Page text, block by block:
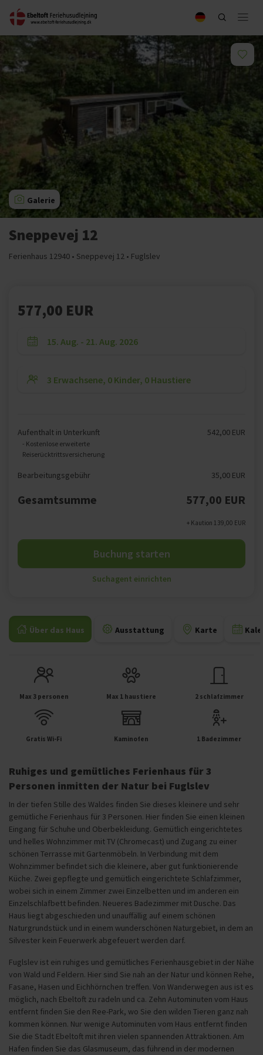
Galerie
Sneppevej 12
Ferienhaus 12940 • Sneppevej 12 • Fuglslev
Über das Haus Ausstattung Karte
Max 3 personen Max 1 haustiere 2 schlafzimmer
Gratis Wi-Fi Kaminofen 1 Badezimmer
Ruhiges und gemütliches Ferienhaus für 3
Personen inmitten der Natur bei Fuglslev
In der tiefen Stille des Waldes finden Sie dieses kleinere und sehr
gemütliche Ferienhaus für 3 Personen. Hier finden Sie einen kleinen
Eingang für Schuhe und Oberbekleidung. Gemütlich eingerichtetes
und helles Wohnzimmer mit TV (Chromecast) und Zugang zu einer
schönen Terrasse mit Gartenmöbeln. In Verbindung mit dem
Wohnzimmer befindet sich die kleinere, aber gut funktionierende
Küche. Zwei gepflegte und gemütlich eingerichtete Schlafzimmer,
wobei sich in einem Zimmer zwei Einzelbetten und im anderen ein
Einzelschlafbett befinden. Neueres Badezimmer mit Dusche. Das
Haus liegt abgeschieden und unauffällig auf einem schönen
Naturgrundstück und in einem wunderschönen Naturgebiet, in dem an
Silvester kein Feuerwerk abgefeuert werden darf.
Fuglslev ist ein ruhiges und gemütliches Ferienhausgebiet in der Nähe
von Wald und Feldern. Hier sind Sie nah an der Natur und können Rehe,
Fasane, Hasen und Eichhörnchen treffen. Von Wanderwegen aus ist es
möglich, nach Ebeltoft zu radeln und ca. Zehn Autominuten vom Haus
entfernt finden Sie den Ree-Park, wo Sie den wilden Tieren ganz nah
kommen können. Nur wenige Autominuten vom Haus entfernt finden
Sie die Stadt Ebeltoft mit ihren vielen spannenden Attraktionen. Am
Hafen finden Sie das Glasmuseum, das führend in der modernen
577,00 EUR
Aufenthalt in Unterkunft
- Kostenlose erweiterte
Reiserücktrittsversicherung
542,00 EUR
Bearbeitungsgebühr 35,00 EUR
Gesamtsumme 577,00 EUR
+ Kaution 139,00 EUR
Buchung starten
Suchagent einrichten